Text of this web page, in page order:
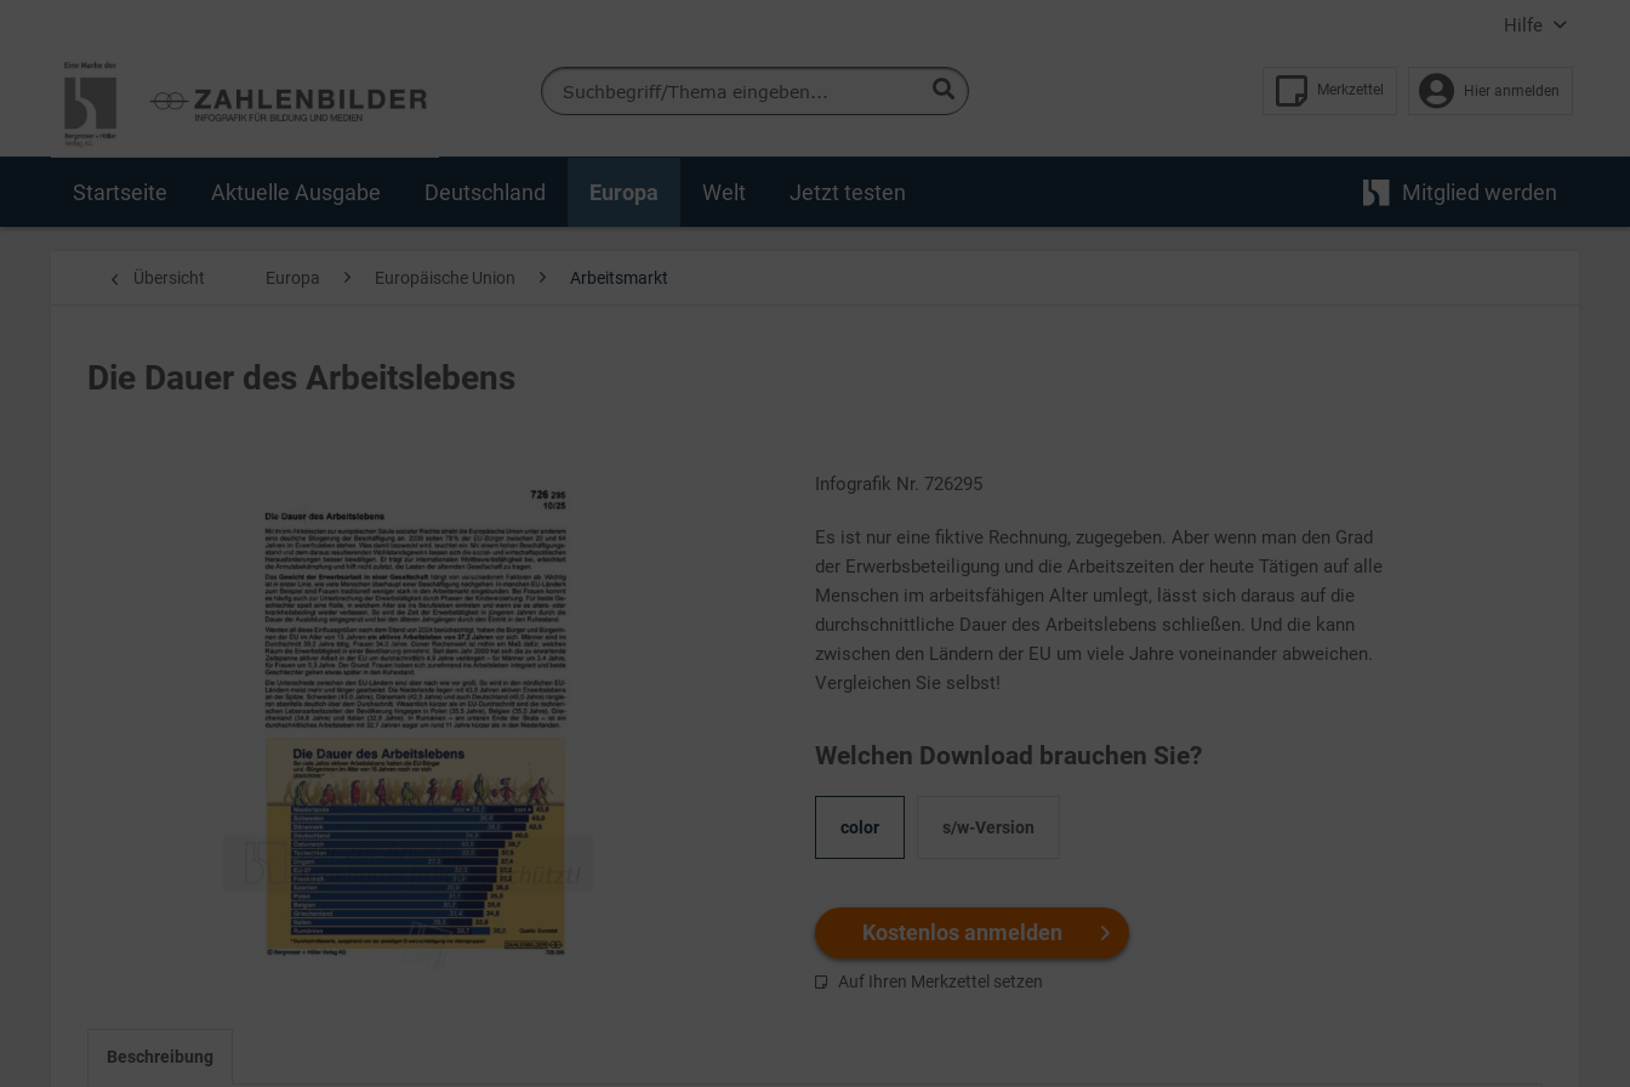
Hilfe
Merkzettel Hier anmelden
Startseite Aktuelle Ausgabe Deutschland Europa Welt Jetzt testen Mitglied werden
Übersicht Europa Europäische Union Arbeitsmarkt
Die Dauer des Arbeitslebens
Infografik Nr. 726295
Es ist nur eine fiktive Rechnung, zugegeben. Aber wenn man den Grad
der Erwerbsbeteiligung und die Arbeitszeiten der heute Tätigen auf alle
Menschen im arbeitsfähigen Alter umlegt, lässt sich daraus auf die
durchschnittliche Dauer des Arbeitslebens schließen. Und die kann
zwischen den Ländern der EU um viele Jahre voneinander abweichen.
Vergleichen Sie selbst!
Welchen Download brauchen Sie?
color s/w-Version
Kostenlos anmelden
Auf Ihren Merkzettel setzen
Beschreibung